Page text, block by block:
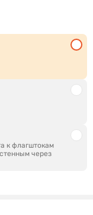
к флагштокам
через